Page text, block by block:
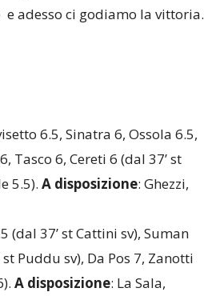
adesso ci godiamo la vittoria.
6.5, Sinatra 6, Ossola 6.5,
Tasco 6, Cereti 6 (dal 37’ st
5.5). A disposizione: Ghezzi,
(dal 37’ st Cattini sv), Suman
Puddu sv), Da Pos 7, Zanotti
A disposizione: La Sala,